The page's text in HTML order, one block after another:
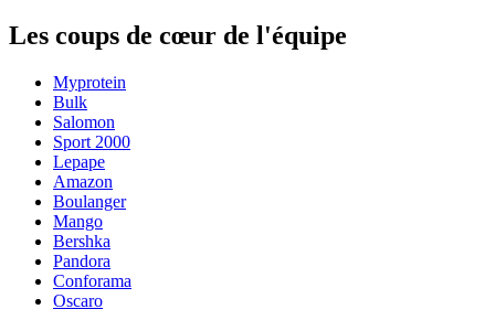
Les coups de cœur de l'équipe
Myprotein
Bulk
Salomon
Sport 2000
Lepape
Amazon
Boulanger
Mango
Bershka
Pandora
Conforama
Oscaro